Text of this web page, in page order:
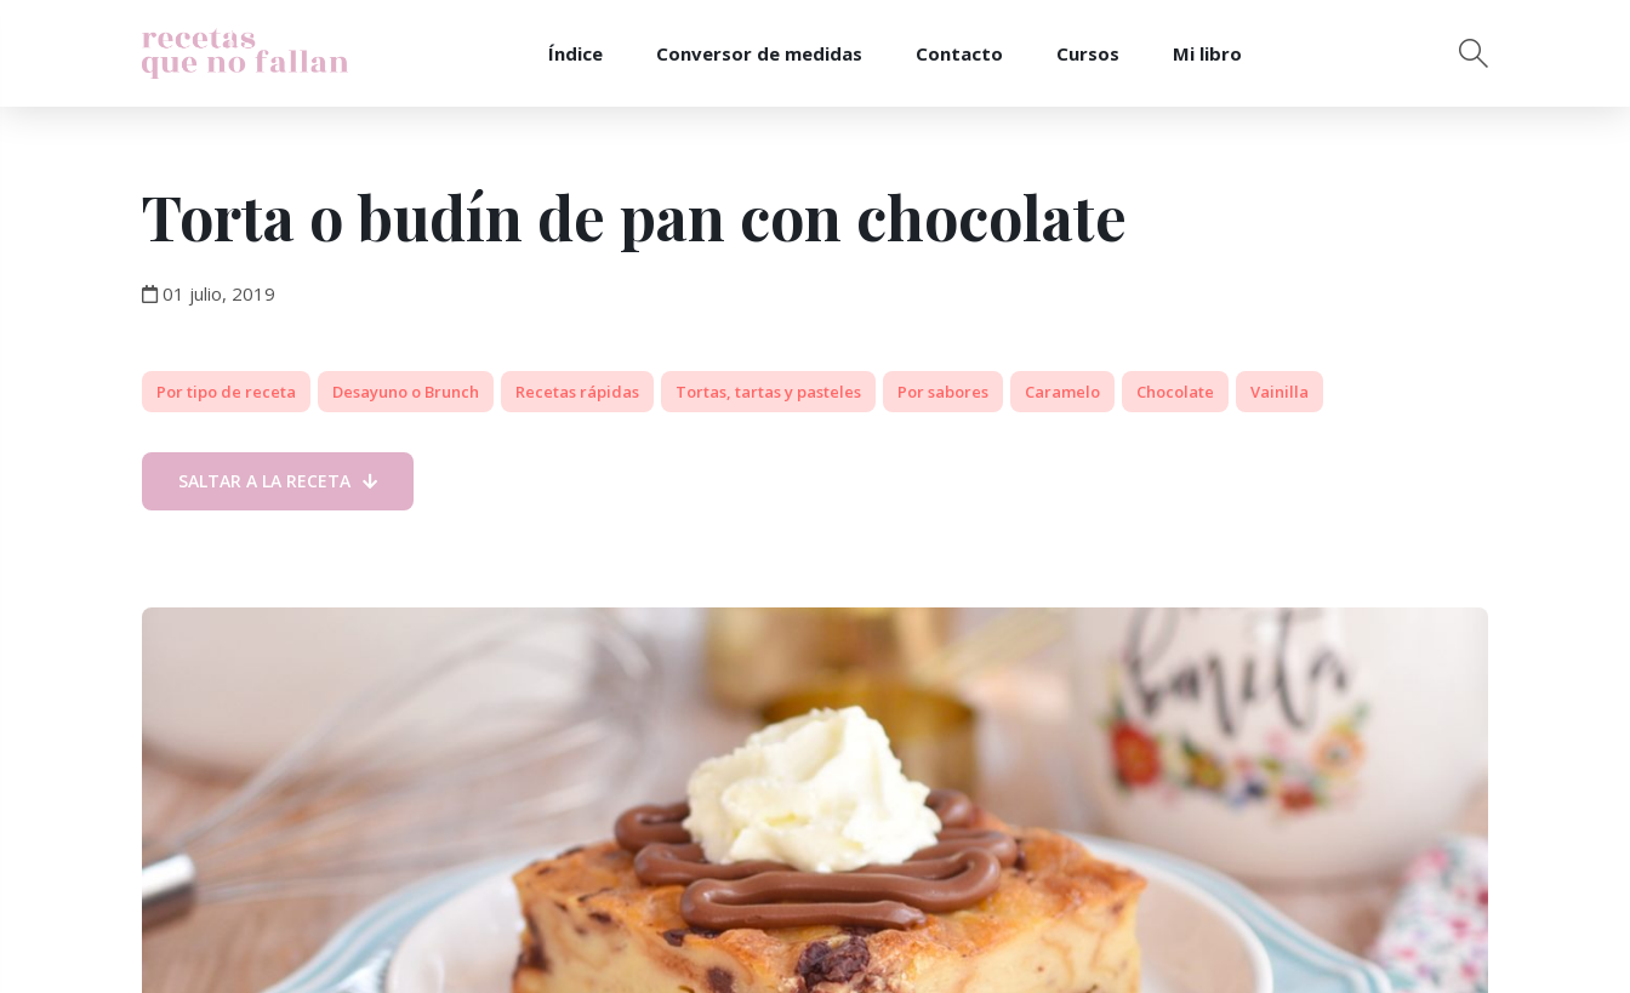
Índice Conversor de medidas Contacto Cursos Mi libro
Torta o budín de pan con chocolate
01 julio, 2019
Por tipo de receta Desayuno o Brunch Recetas rápidas Tortas, tartas y pasteles Por sabores Caramelo Chocolate Vainilla
SALTAR A LA RECETA